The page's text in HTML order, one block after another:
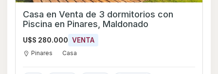
Casa en Venta de 3 dormitorios con
Piscina en Pinares, Maldonado
U$S 280.000 VENTA
Pinares Casa